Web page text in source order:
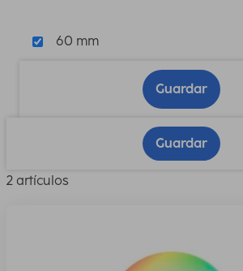
60 mm
Guardar
Guardar
2 artículos